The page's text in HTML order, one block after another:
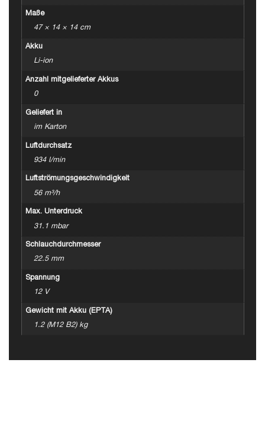
Maße
47 × 14 × 14 cm
Akku
Li-ion
Anzahl mitgelieferter Akkus
0
Geliefert in
im Karton
Luftdurchsatz
934 l/min
Luftströmungsgeschwindigkeit
56 m³/h
Max. Unterdruck
31.1 mbar
Schlauchdurchmesser
22.5 mm
Spannung
12 V
Gewicht mit Akku (EPTA)
1.2 (M12 B2) kg